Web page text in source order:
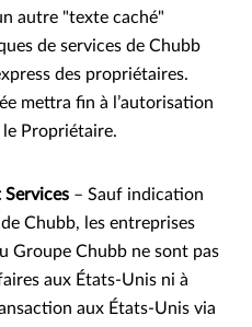
autre "texte caché"
de services de Chubb
des propriétaires.
mettra fin à l’autorisation
Propriétaire.
– Sauf indication
Chubb, les entreprises
Groupe Chubb ne sont pas
aux États-Unis ni à
aux États-Unis via